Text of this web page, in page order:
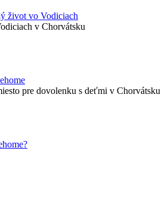
život vo Vodiciach
v Chorvátsku
pre dovolenku s deťmi v Chorvátsku